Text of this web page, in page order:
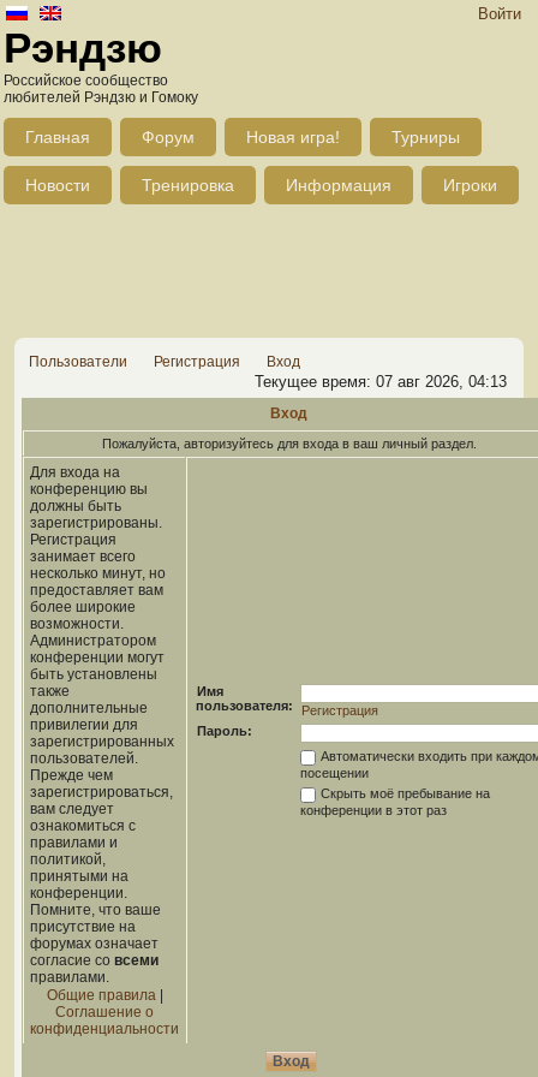
Войти
Рэндзю
Российское сообщество
любителей Рэндзю и Гомоку
Главная Форум Новая игра! Турниры
Новости Тренировка Информация Игроки
Пользователи Регистрация Вход
Текущее время: 07 авг 2026, 04:13
Вход
Пожалуйста, авторизуйтесь для входа в ваш личный раздел.
Для входа на
конференцию вы
должны быть
зарегистрированы.
Регистрация
занимает всего
несколько минут, но
предоставляет вам
более широкие
возможности.
Администратором
конференции могут
быть установлены
также
дополнительные
привилегии для
зарегистрированных
пользователей.
Прежде чем
зарегистрироваться,
вам следует
ознакомиться с
правилами и
политикой,
принятыми на
конференции.
Помните, что ваше
присутствие на
форумах означает
согласие со всеми
правилами.
Общие правила|
Соглашение о
конфиденциальности
Имя
пользователя:
Регистрация
Пароль:
Автоматически входить при
посещении
Скрыть моё пребывание на
конференции в этот раз